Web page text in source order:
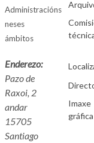
Administracións
neses
ámbitos
Enderezo:
Pazo de
Raxoi, 2
andar
15705
Santiago
Imaxe
gráfica